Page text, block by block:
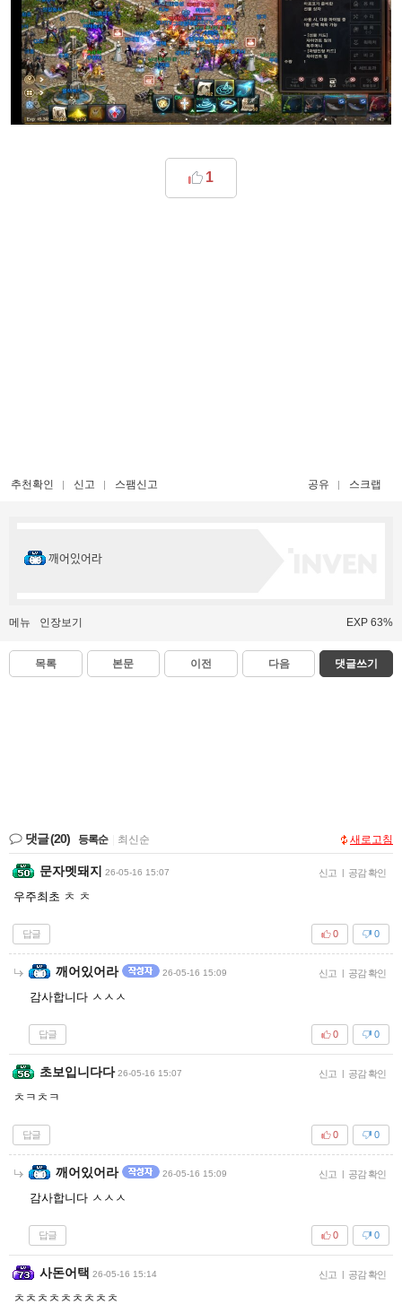
1
추천확인 신고 스팸신고 공유 스크랩
깨어있어라
메뉴 인장보기 EXP 63%
목록 본문 이전 다음 댓글쓰기
댓글(20) 등록순 최신순 새로고침
문자멧돼지 26-05-16 15:07 신고 | 공감 확인
우주최초 ㅊ ㅊ
답글 0
0
깨어있어라 26-05-16 15:09 신고 | 공감 확인
감사합니다 ㅅㅅㅅ
답글 0
0
초보입니다다 26-05-16 15:07 신고 | 공감 확인
ㅊㅋㅊㅋ
답글 0
0
깨어있어라 26-05-16 15:09 신고 | 공감 확인
감사합니다 ㅅㅅㅅ
답글 0
0
사돈어택 26-05-16 15:14 신고 | 공감 확인
ㅊㅊㅊㅊㅊㅊㅊㅊㅊ